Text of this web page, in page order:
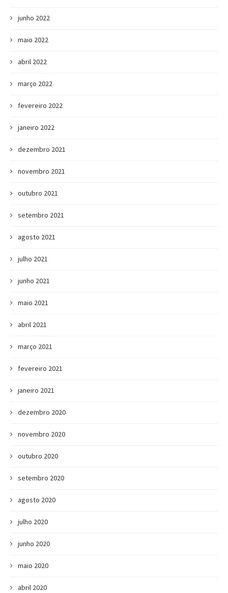
junho 2022
maio 2022
abril 2022
março 2022
fevereiro 2022
janeiro 2022
dezembro 2021
novembro 2021
outubro 2021
setembro 2021
agosto 2021
julho 2021
junho 2021
maio 2021
abril 2021
março 2021
fevereiro 2021
janeiro 2021
dezembro 2020
novembro 2020
outubro 2020
setembro 2020
agosto 2020
julho 2020
junho 2020
maio 2020
abril 2020